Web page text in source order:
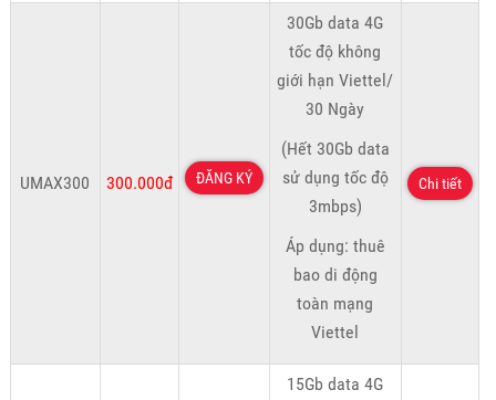
UMAX300 300.000đ ĐĂNG KÝ
30Gb data 4G
tốc độ không
giới hạn Viettel/
30 Ngày
(Hết 30Gb data
sử dụng tốc độ
3mbps)
Áp dụng: thuê
bao di động
toàn mạng
Viettel
Chi tiết
15Gb data 4G